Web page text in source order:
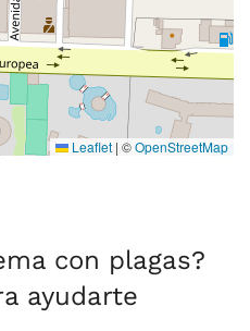
Leaflet | ©OpenStreetMap
con plagas?
ayudarte